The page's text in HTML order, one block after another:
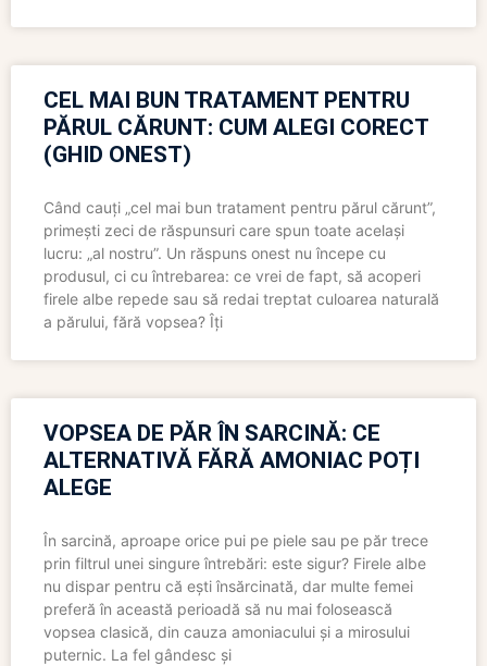
CEL MAI BUN TRATAMENT PENTRU
PĂRUL CĂRUNT: CUM ALEGI CORECT
(GHID ONEST)
Când cauți „cel mai bun tratament pentru părul cărunt”,
primești zeci de răspunsuri care spun toate același
lucru: „al nostru”. Un răspuns onest nu începe cu
produsul, ci cu întrebarea: ce vrei de fapt, să acoperi
firele albe repede sau să redai treptat culoarea naturală
a părului, fără vopsea? Îți
VOPSEA DE PĂR ÎN SARCINĂ: CE
ALTERNATIVĂ FĂRĂ AMONIAC POȚI
ALEGE
În sarcină, aproape orice pui pe piele sau pe păr trece
prin filtrul unei singure întrebări: este sigur? Firele albe
nu dispar pentru că ești însărcinată, dar multe femei
preferă în această perioadă să nu mai folosească
vopsea clasică, din cauza amoniacului și a mirosului
puternic. La fel gândesc și